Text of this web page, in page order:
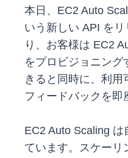
本日、EC2 Auto
いう新しい API を
り、お客様は EC2
をプロビジョニン
きると同時に、利用
フィードバックを即
EC2 Auto Scaling
ています。スケーリ